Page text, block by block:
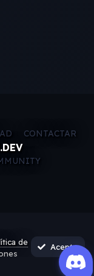
CONTACTAR
de
Acepto